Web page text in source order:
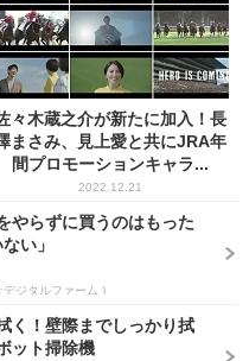
々木蔵之介が新たに加入！長
まさみ、見上愛と共にJRA年
間プロモーションキャラ...
2022.12.21
やらずに買うのはもった
い」
デジタルファーム )
く！壁際までしっかり拭
ット掃除機